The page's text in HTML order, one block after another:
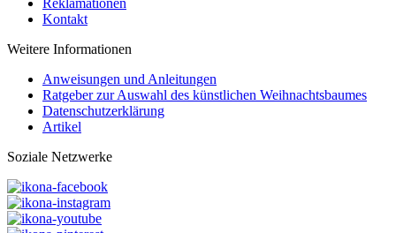
Kontakt
Weitere Informationen
Anweisungen und Anleitungen
Ratgeber zur Auswahl des künstlichen Weihnachtsbaumes
Datenschutzerklärung
Artikel
Soziale Netzwerke